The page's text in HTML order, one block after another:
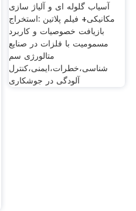
آسیاب گلوله ای و آلیاژ سازی
مکانیکی+ فیلم پلاتین :استخراج
بازیافت خصوصیات و کاربرد
مسمومیت با فلزات در صنایع
متالورژی سم
شناسی،خطرات،ایمنی،کنترل
آلودگی در جوشکاری